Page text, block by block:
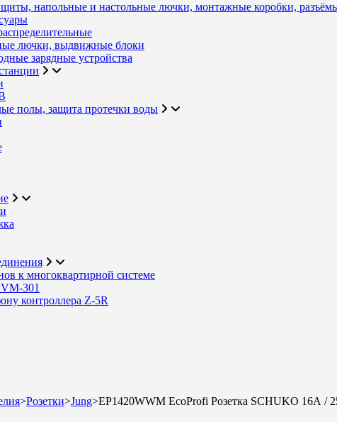
напольные и настольные лючки, монтажные коробки,
лючки, выдвижные блоки
зарядные устройства
полы, защита протечки воды
к многоквартирной системе
301
контроллера Z-5R
>Розетки>Jung>EP1420WWM EcoProfi Розетка SCHUKO 16А /